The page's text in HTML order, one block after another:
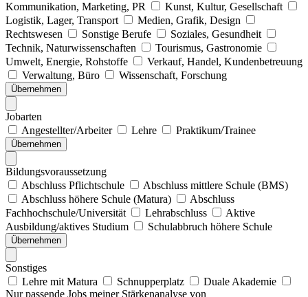
Kommunikation, Marketing, PR
Kunst, Kultur, Gesellschaft
Logistik, Lager, Transport
Medien, Grafik, Design
Rechtswesen
Sonstige Berufe
Soziales, Gesundheit
Technik, Naturwissenschaften
Tourismus, Gastronomie
Umwelt, Energie, Rohstoffe
Verkauf, Handel, Kundenbetreuung
Verwaltung, Büro
Wissenschaft, Forschung
Übernehmen
Jobarten
Angestellter/Arbeiter
Lehre Praktikum/Trainee
Übernehmen
Bildungsvoraussetzung
Abschluss Pflichtschule
Abschluss mittlere Schule (BMS)
Abschluss höhere Schule (Matura)
Abschluss
Fachhochschule/Universität
Lehrabschluss
Aktive
Ausbildung/aktives Studium
Schulabbruch höhere Schule
Übernehmen
Sonstiges
Lehre mit Matura
Schnupperplatz
Duale Akademie
Nur passende Jobs meiner Stärkenanalyse von